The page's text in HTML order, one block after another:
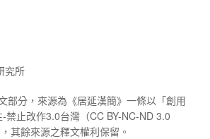
究所
部分，來源為《居延漢簡》一條以「創用
禁止改作3.0台灣（CC BY-NC-ND 3.0
其餘來源之釋文權利保留。